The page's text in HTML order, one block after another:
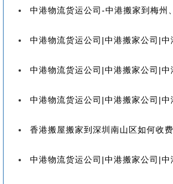
中港物流货运公司-中港搬家到梅州、汕尾、河源、阳江、
中港物流货运公司|中港搬家公司|中港物流搬家到惠州流程、联
中港物流货运公司|中港搬家公司|中港物流搬家到茂名流程、联
中港物流货运公司|中港搬家公司|中港物流搬家到江门流程、联
香港搬屋搬家到深圳南山区如何收费|香港至深圳南山区搬屋
中港物流货运公司|中港搬家公司|中港物流搬家到肇庆流程、联